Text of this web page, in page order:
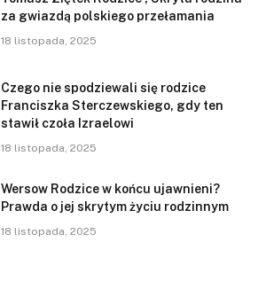
za gwiazdą polskiego przełamania
18 listopada, 2025
Czego nie spodziewali się rodzice
Franciszka Sterczewskiego, gdy ten
stawił czoła Izraelowi
18 listopada, 2025
Wersow Rodzice w końcu ujawnieni?
Prawda o jej skrytym życiu rodzinnym
18 listopada, 2025